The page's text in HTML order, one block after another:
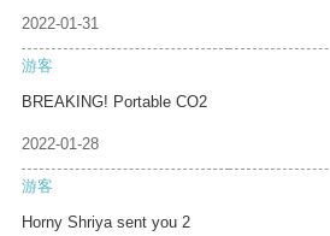
2022-01-31
游客
BREAKING! Portable CO2
2022-01-28
游客
Horny Shriya sent you 2